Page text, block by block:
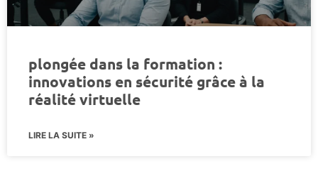
plongée dans la formation :
innovations en sécurité grâce à la
réalité virtuelle
LIRE LA SUITE »